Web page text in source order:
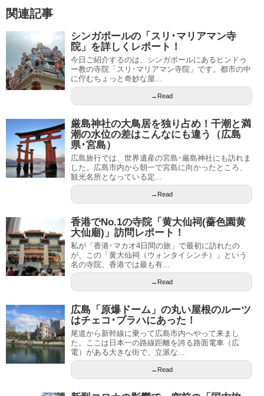
関連記事
シンガポールの「スリ･マリアマン寺
院」を詳しくレポート！
今日ご紹介するのは、シンガポールにあるヒンドゥ
ー教の寺院「スリ･マリアマン寺院」です。都市の中
に佇むちょっと奇妙な屋...
→Read
厳島神社の大鳥居を独り占め！干潮と満
潮の水位の差はこんなにも違う（広島
県･宮島）
広島旅行では、世界遺産の宮島･厳島神社にも訪れま
した。広島市内から朝一で宮島に向かったところ、
観光名所となっている定...
→Read
香港でNo.1の寺院「黄大仙祠(薔色園黄
大仙廟)」訪問レポート！
私が「香港･マカオ4日間の旅」で最初に訪れたの
が、この「黄大仙祠（ウォンタイシンチ）」という
名の寺院。香港では最も有...
→Read
広島「原爆ドーム」の丸い屋根のルーツ
はチェコ･プラハにあった！
尾道から新幹線に乗って広島市内へやって来まし
た。ここは日本一の路線距離を誇る路面電車（広
電）がある大きな街で、立派な...
→Read